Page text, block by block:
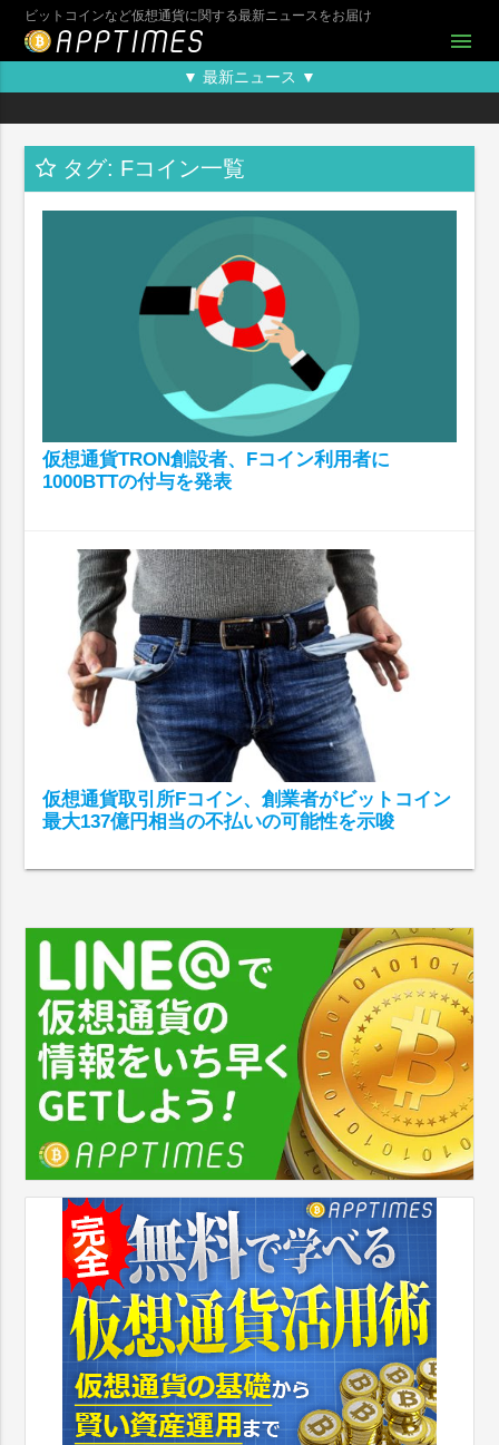
ビットコインなど仮想通貨に関する最新ニュースをお届け
menu
▼ 最新ニュース ▼
タグ: Fコイン一覧
仮想通貨TRON創設者、Fコイン利用者に
1000BTTの付与を発表
仮想通貨取引所Fコイン、創業者がビットコイン
最大137億円相当の不払いの可能性を示唆